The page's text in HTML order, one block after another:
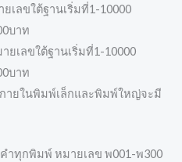
เลขใต้ฐานเริ่มที่1-10000
บาท
เลขใต้ฐานเริ่มที่1-10000
บาท
ายในพิมพ์เล็กและพิมพ์ใหญ่จะมี
ำทุกพิมพ์ หมายเลข พ001-พ300